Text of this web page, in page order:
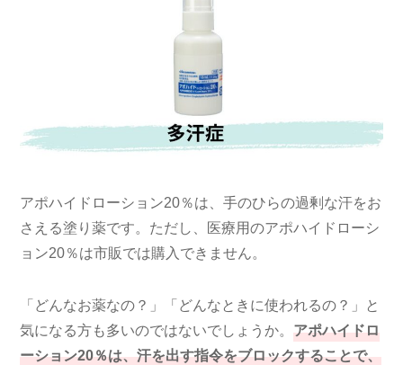
アポハイドローション20％は、手のひらの過剰な汗をお
さえる塗り薬です。ただし、医療用のアポハイドローシ
ョン20％は市販では購入できません。
「どんなお薬なの？」「どんなときに使われるの？」と
気になる方も多いのではないでしょうか。アポハイドロ
ーション20％は、汗を出す指令をブロックすることで、